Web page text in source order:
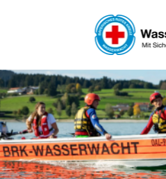
Skip to main content